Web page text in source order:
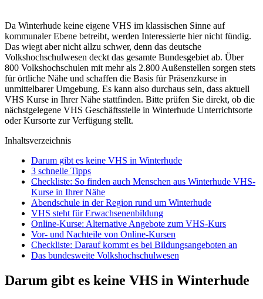
Da Winterhude keine eigene VHS im klassischen Sinne auf
kommunaler Ebene betreibt, werden Interessierte hier nicht fündig.
Das wiegt aber nicht allzu schwer, denn das deutsche
Volkshochschulwesen deckt das gesamte Bundesgebiet ab. Über
800 Volkshochschulen mit mehr als 2.800 Außenstellen sorgen stets
für örtliche Nähe und schaffen die Basis für Präsenzkurse in
unmittelbarer Umgebung. Es kann also durchaus sein, dass aktuell
VHS Kurse in Ihrer Nähe stattfinden. Bitte prüfen Sie direkt, ob die
nächstgelegene VHS Geschäftsstelle in Winterhude Unterrichtsorte
oder Kursorte zur Verfügung stellt.
Inhaltsverzeichnis
Darum gibt es keine VHS in Winterhude
3 schnelle Tipps
Checkliste: So finden auch Menschen aus Winterhude VHS-
Kurse in Ihrer Nähe
Abendschule in der Region rund um Winterhude
VHS steht für Erwachsenenbildung
Online-Kurse: Alternative Angebote zum VHS-Kurs
Vor- und Nachteile von Online-Kursen
Checkliste: Darauf kommt es bei Bildungsangeboten an
Das bundesweite Volkshochschulwesen
Darum gibt es keine VHS in Winterhude